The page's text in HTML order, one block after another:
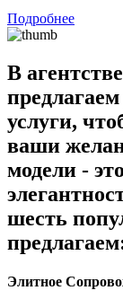
Подробнее
В
услуги,
ваши
модели -
шесть
Элитное